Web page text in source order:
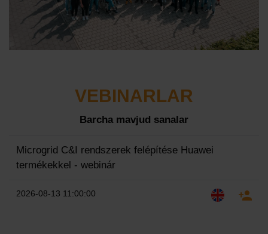
VEBINARLAR
Barcha mavjud sanalar
Microgrid C&I rendszerek felépítése Huawei
termékekkel - webinár
2026-08-13 11:00:00